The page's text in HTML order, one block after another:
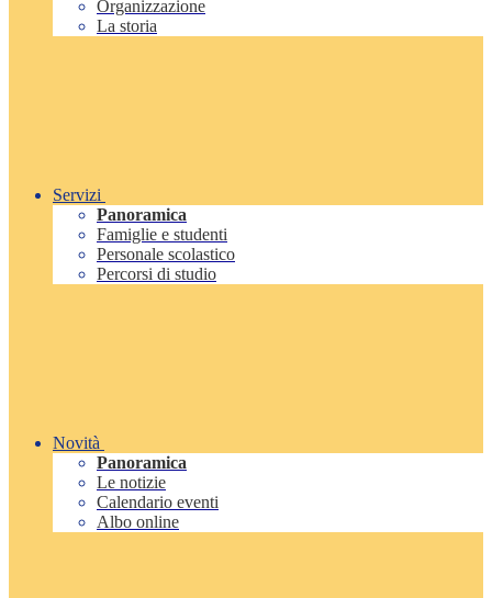
Organizzazione
La storia
Servizi
Panoramica
Famiglie e studenti
Personale scolastico
Percorsi di studio
Novità
Panoramica
Le notizie
Calendario eventi
Albo online